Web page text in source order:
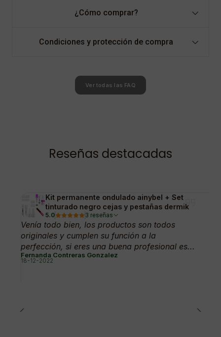
¿Cómo comprar?
Condiciones y protección de compra
Ver todas las FAQ
Reseñas destacadas
Kit permanente ondulado ainybel + Set
tinturado negro cejas y pestañas dermik
5.0 3 reseñas
Venía todo bien, los productos son todos
originales y cumplen su función a la
perfección, si eres una buena profesional es...
Fernanda Contreras Gonzalez
18-12-2022